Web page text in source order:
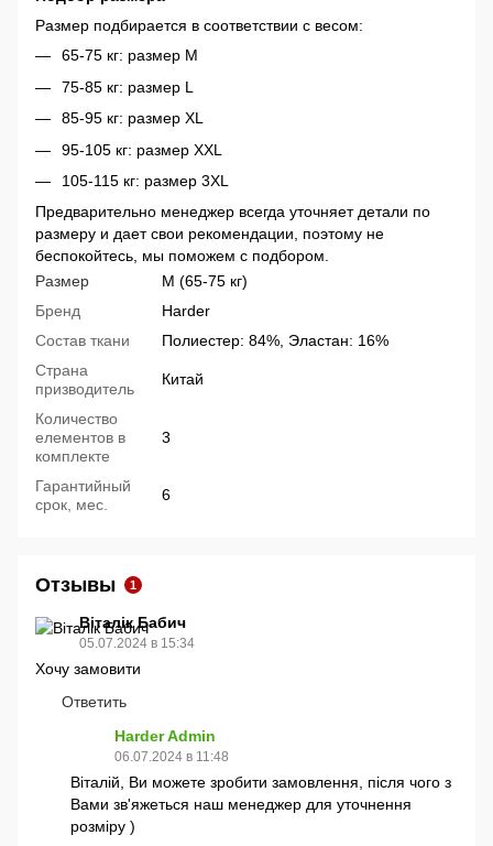
Размер подбирается в соответствии с весом:
65-75 кг: размер М
75-85 кг: размер L
85-95 кг: размер XL
95-105 кг: размер XXL
105-115 кг: размер 3XL
Предварительно менеджер всегда уточняет детали по
размеру и дает свои рекомендации, поэтому не
беспокойтесь, мы поможем с подбором.
Размер
M (65-75 кг)
Бренд
Harder
Состав ткани
Полиестер: 84%, Эластан: 16%
Страна
призводитель
Китай
Количество
елементов в
комплекте
3
Гарантийный
срок, мес.
6
Отзывы 1
Віталік Бабич
05.07.2024 в 15:34
Хочу замовити
Ответить
Harder Admin
06.07.2024 в 11:48
Віталій, Ви можете зробити замовлення, після чого з
Вами зв'яжеться наш менеджер для уточнення
розміру )